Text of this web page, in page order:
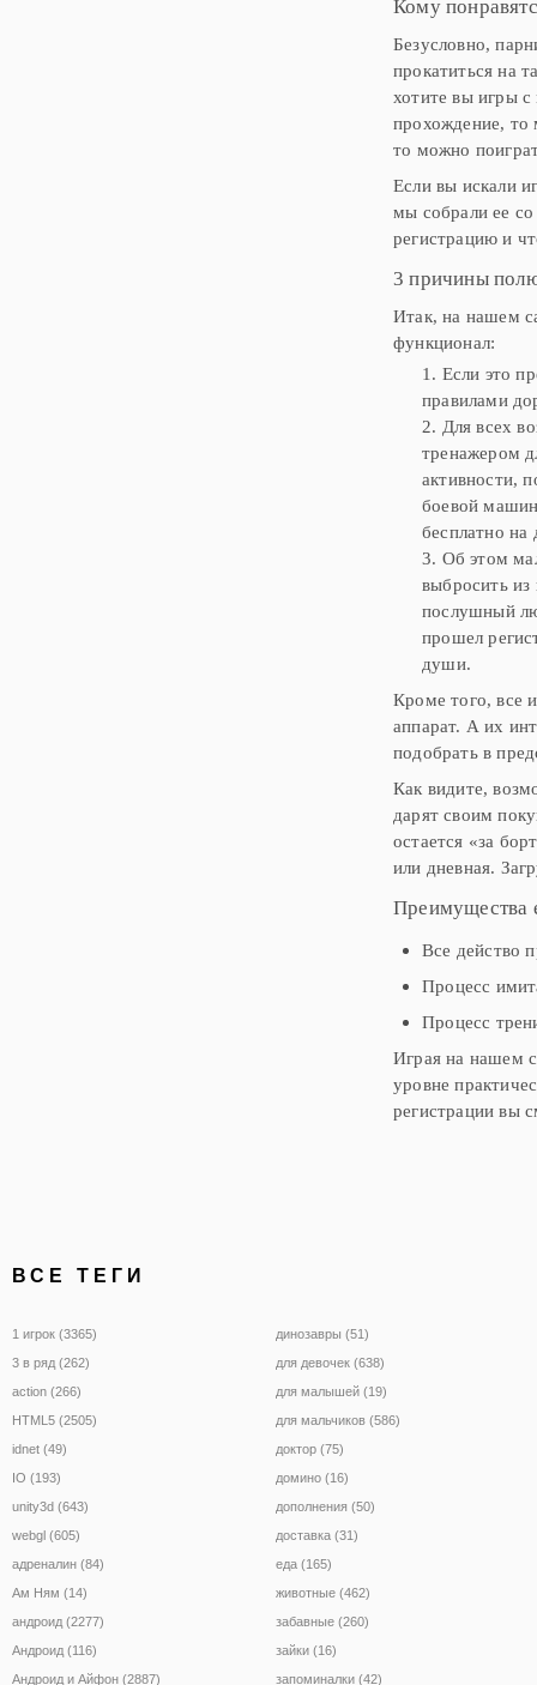
Кому
Безусловно,
прокатиться на
хотите вы игры
прохождение, то
то можно
Если вы искали
мы собрали ее со
регистрацию и
3 причины
Итак, на нашем
функционал:
1. Если это
правилами
2. Для всех
тренажером
активности,
боевой
бесплатно
3. Об этом
выбросить
послушный
прошел
души.
Кроме того, все
аппарат. А их
подобрать в
Как видите,
дарят своим
остается «за
или дневная.
Преимущества
Все действо
Процесс
Процесс
Играя на нашем
уровне
регистрации вы
ВСЕ ТЕГИ
1 игрок (3365)
3 в ряд (262)
action (266)
HTML5 (2505)
idnet (49)
IO (193)
unity3d (643)
webgl (605)
адреналин (84)
Ам Ням (14)
андроид (2277)
Андроид (116)
Андроид и Айфон (2887)
динозавры (51)
для девочек (638)
для малышей (19)
для мальчиков (586)
доктор (75)
домино (16)
дополнения (50)
доставка (31)
еда (165)
животные (462)
забавные (260)
зайки (16)
запоминалки (42)